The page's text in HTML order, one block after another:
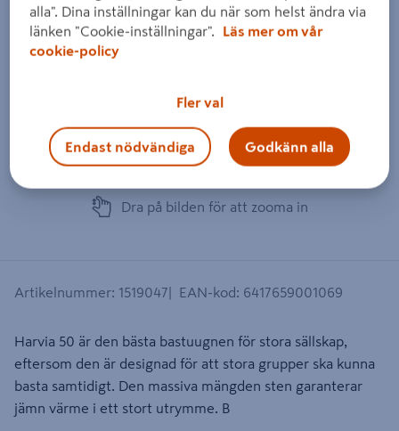
Dra på bilden för att zooma in
Artikelnummer: 1519047 EAN-kod: 6417659001069
Harvia 50 är den bästa bastuugnen för stora sällskap,
eftersom den är designad för att stora grupper ska kunna
basta samtidigt. Den massiva mängden sten garanterar
jämn värme i ett stort utrymme. B
alla". Dina inställningar kan du när som helst ändra via
länken "Cookie-inställningar".
Läs mer om vår
cookie-policy
Fler val
Endast nödvändiga Godkänn alla